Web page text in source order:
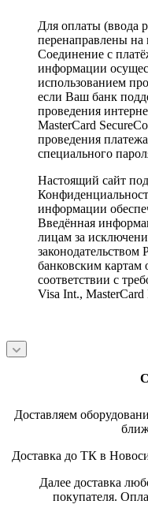
Для оплаты (ввода
перенаправлены
Соединение с
информации
использованием
если Ваш банк
проведения
MasterCard
проведения
специального
Настоящий сайт
информации
Введённая
лицам за
банковским картам
соответствии с
Visa Int.,
Доставляем
Доставка до ТК в
Далее доставка
покупателя.